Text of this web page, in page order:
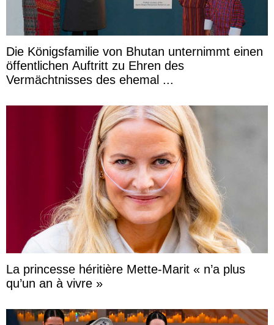
Die Königsfamilie von Bhutan unternimmt einen
öffentlichen Auftritt zu Ehren des
Vermächtnisses des ehemal ...
La princesse héritière Mette-Marit « n’a plus
qu’un an à vivre »